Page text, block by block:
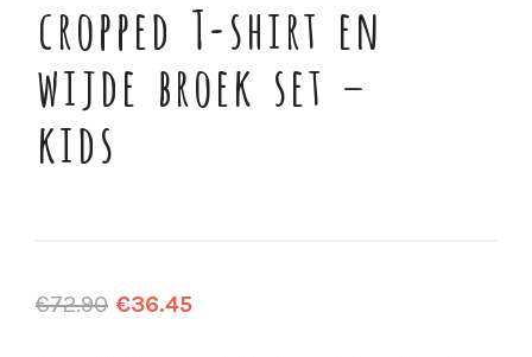
cropped T-shirt en
wijde broek set –
kids
€72.90 €36.45